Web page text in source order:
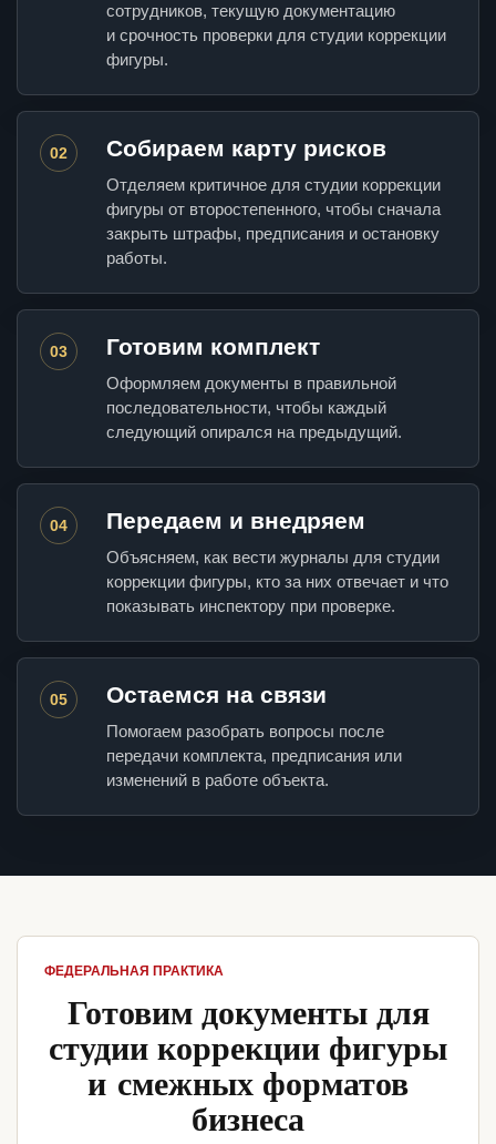
сотрудников, текущую документацию
и срочность проверки для студии коррекции
фигуры.
02 Собираем карту рисков
Отделяем критичное для студии коррекции
фигуры от второстепенного, чтобы сначала
закрыть штрафы, предписания и остановку
работы.
03 Готовим комплект
Оформляем документы в правильной
последовательности, чтобы каждый
следующий опирался на предыдущий.
04 Передаем и внедряем
Объясняем, как вести журналы для студии
коррекции фигуры, кто за них отвечает и что
показывать инспектору при проверке.
05 Остаемся на связи
Помогаем разобрать вопросы после
передачи комплекта, предписания или
изменений в работе объекта.
ФЕДЕРАЛЬНАЯ ПРАКТИКА
Готовим документы для
студии коррекции фигуры
и смежных форматов
бизнеса